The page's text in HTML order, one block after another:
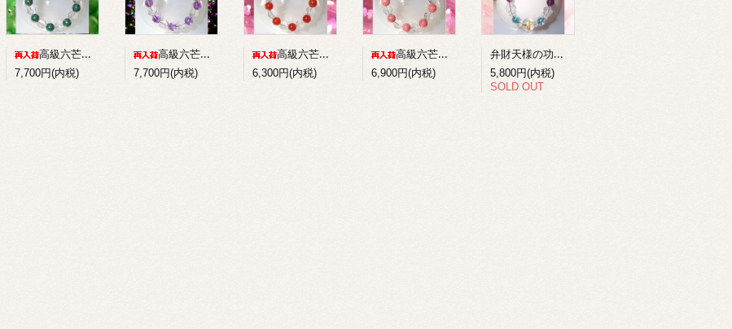
高級六芒星水晶+パイライトインマラカイトのコンビブレスレット
7,700円(内税)
高級六芒星水晶+アメジストのコンビブレスレット
7,700円(内税)
高級六芒星水晶+赤メノウのコンビブレスレット
6,300円(内税)
高級六芒星水晶+ロードナイトのコンビブレスレット
6,900円(内税)
弁財天様の功徳を得る梵字ブレスレット１
5,800円(内税)
SOLD OUT